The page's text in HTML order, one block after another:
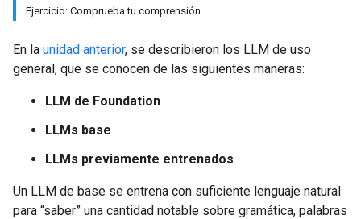
Ejercicio: Comprueba tu comprensión
En la unidad anterior, se describieron los LLM de uso
general, que se conocen de las siguientes maneras:
LLM de Foundation
LLMs base
LLMs previamente entrenados
Un LLM de base se entrena con suficiente lenguaje natural
para “saber” una cantidad notable sobre gramática, palabras